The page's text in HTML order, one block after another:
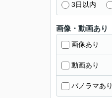
3日以内
画像・動画あり
画像あり
動画あり
パノラマあり